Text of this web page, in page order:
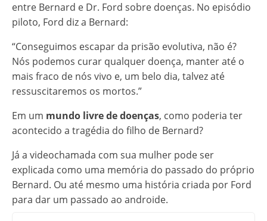
entre Bernard e Dr. Ford sobre doenças. No episódio
piloto, Ford diz a Bernard:
“Conseguimos escapar da prisão evolutiva, não é?
Nós podemos curar qualquer doença, manter até o
mais fraco de nós vivo e, um belo dia, talvez até
ressuscitaremos os mortos.”
Em um mundo livre de doenças, como poderia ter
acontecido a tragédia do filho de Bernard?
Já a videochamada com sua mulher pode ser
explicada como uma memória do passado do próprio
Bernard. Ou até mesmo uma história criada por Ford
para dar um passado ao androide.